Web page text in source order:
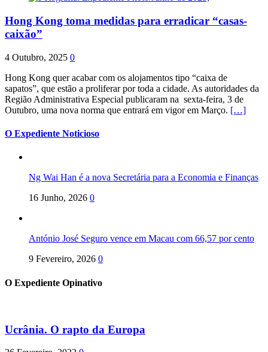
Hong Kong toma medidas para erradicar “casas-
caixão”
4 Outubro, 2025 0
Hong Kong quer acabar com os alojamentos tipo “caixa de
sapatos”, que estão a proliferar por toda a cidade. As autoridades da
Região Administrativa Especial publicaram na sexta-feira, 3 de
Outubro, uma nova norma que entrará em vigor em Março. […]
O Expediente Noticioso
Ng Wai Han é a nova Secretária para a Economia e Finanças
16 Junho, 2026 0
António José Seguro vence em Macau com 66,57 por cento
9 Fevereiro, 2026 0
O Expediente Opinativo
Ucrânia. O rapto da Europa